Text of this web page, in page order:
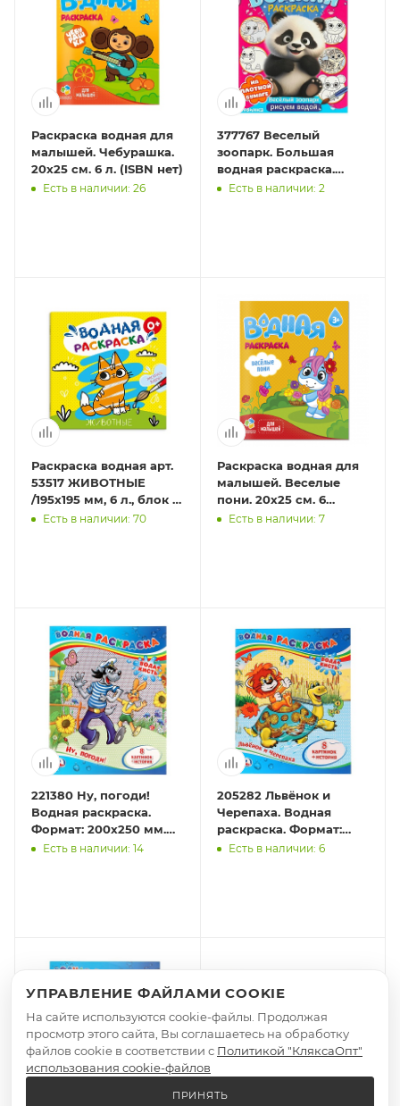
Раскраска водная для
малышей. Чебурашка.
20х25 см. 6 л. (ISBN нет)
Есть в наличии: 26
377767 Веселый
зоопарк. Большая
водная раскраска.
235х325 мм. Скрепка. 16
Есть в наличии: 2
Раскраска водная арт.
53517 ЖИВОТНЫЕ
/195x195 мм, 6 л., блок -
офсет 160 г/м², печать в
Есть в наличии: 70
Раскраска водная для
малышей. Веселые
пони. 20х25 см. 6
листов. ГЕОДОМ (ISBN
Есть в наличии: 7
221380 Ну, погоди!
Водная раскраска.
Формат: 200х250 мм.
Объем: 8 стр. Умка в
Есть в наличии: 14
205282 Львёнок и
Черепаха. Водная
раскраска. Формат:
200х250 мм. Объем: 8
Есть в наличии: 6
УПРАВЛЕНИЕ ФАЙЛАМИ COOKIE
На сайте используются cookie-файлы. Продолжая
просмотр этого сайта, Вы соглашаетесь на обработку
файлов cookie в соответствии с Политикой "КляксаОпт"
использования cookie-файлов
ПРИНЯТЬ